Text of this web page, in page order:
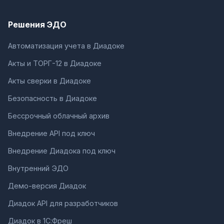
Решения ЭДО
Автоматизация учета в Диадоке
Акты и ТОРГ-12 в Диадоке
Акты сверки в Диадоке
Безопасность в Диадоке
Бессрочный облачный архив
Внедрение API под ключ
Внедрение Диадока под ключ
Внутренний ЭДО
Демо-версия Диадок
Диадок API для разработчиков
Диадок в 1С:Фреш